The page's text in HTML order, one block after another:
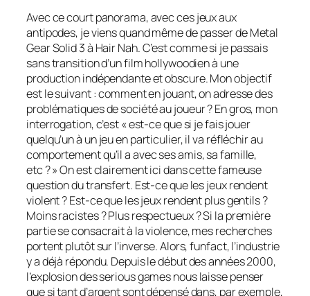
Avec ce court panorama, avec ces jeux aux
antipodes, je viens quand même de passer deMetal
Gear Solid 3à Hair Nah. C’est comme si je passais
sans transition d’un film hollywoodien à une
production indépendante et obscure. Mon objectif
est le suivant : comment en jouant, on adresse des
problématiques de société au joueur ? En gros, mon
interrogation, c’est « est-ce que si je fais jouer
quelqu’un à un jeu en particulier, il va réfléchir au
comportement qu’il a avec ses amis, sa famille,
etc ? » On est clairement ici dans cette fameuse
question du transfert. Est-ce que les jeux rendent
violent ? Est-ce que les jeux rendent plus gentils ?
Moins racistes ? Plus respectueux ? Si la première
partie se consacrait à la violence, mes recherches
portent plutôt sur l’inverse. Alors,funfact, l’industrie
y a déjà répondu. Depuis le début des années 2000,
l’explosion desserious gamesnous laisse penser
que si tant d’argent sont dépensé dans, par exemple,